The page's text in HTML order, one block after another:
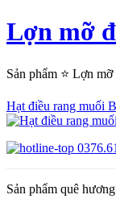
Lợn mỡ
Sản phẩm ⭐ Lợn
Hạt điều rang muối
Sản phẩm quê